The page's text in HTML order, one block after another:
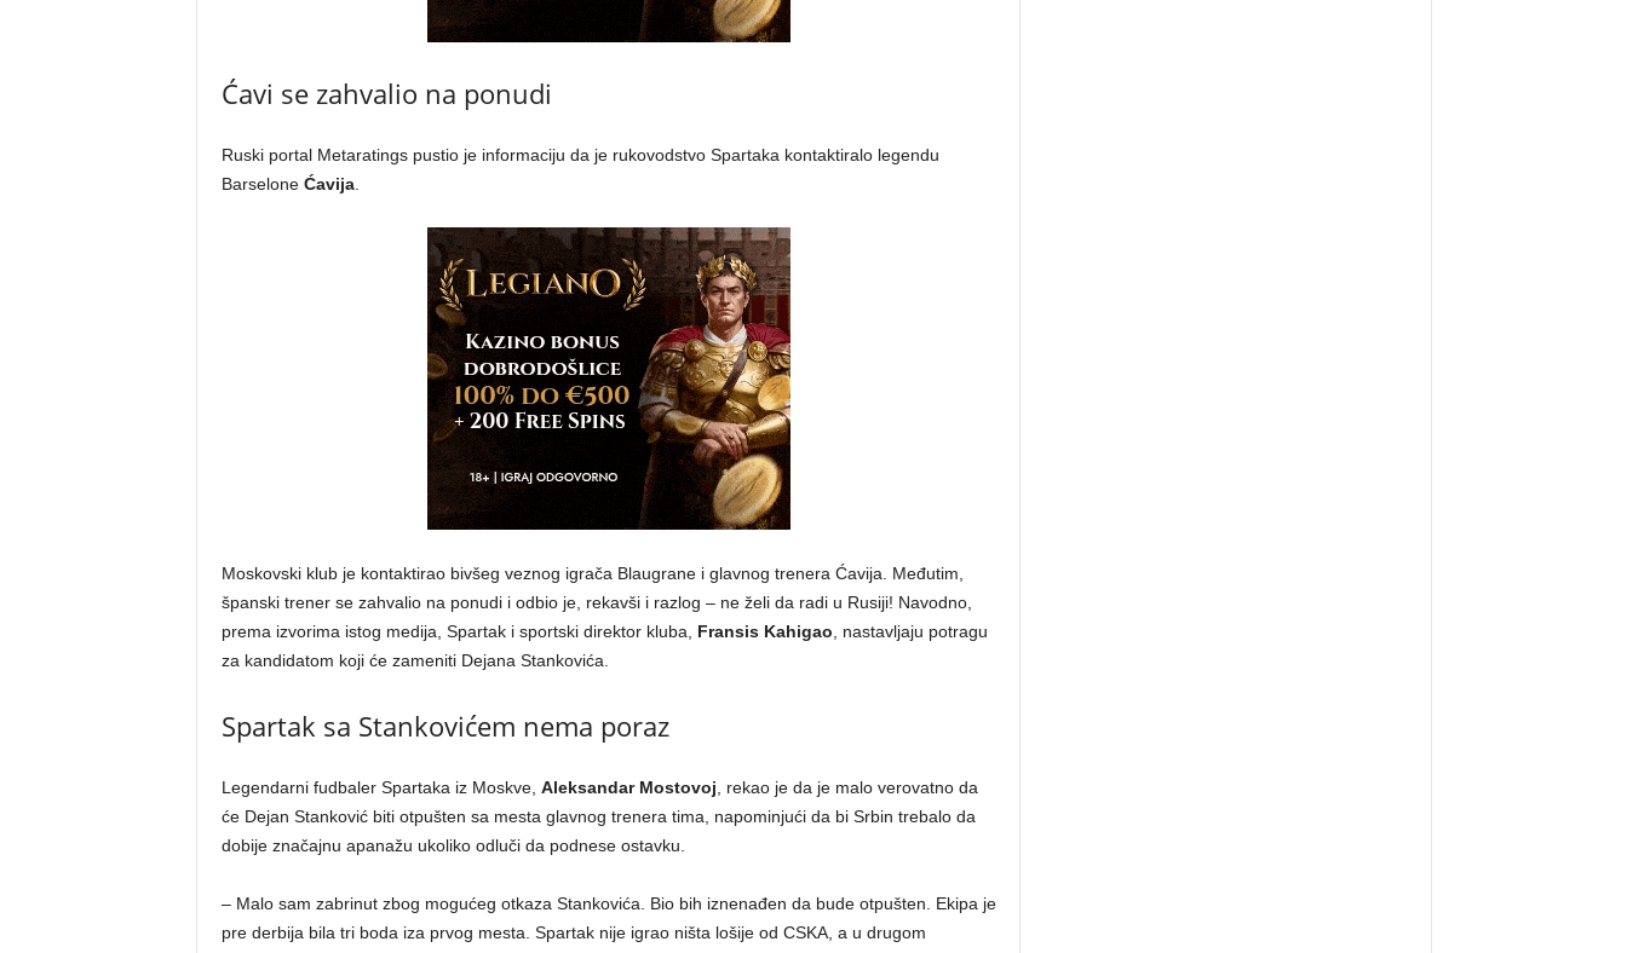
Ćavi se zahvalio na ponudi
Ruski portal Metaratings pustio je informaciju da je rukovodstvo Spartaka kontaktiralo legendu
Barselone Ćavija.
Moskovski klub je kontaktirao bivšeg veznog igrača Blaugrane i glavnog trenera Ćavija. Međutim,
španski trener se zahvalio na ponudi i odbio je, rekavši i razlog – ne želi da radi u Rusiji! Navodno,
prema izvorima istog medija, Spartak i sportski direktor kluba, Fransis Kahigao, nastavljaju potragu
za kandidatom koji će zameniti Dejana Stankovića.
Spartak sa Stankovićem nema poraz
Legendarni fudbaler Spartaka iz Moskve, Aleksandar Mostovoj, rekao je da je malo verovatno da
će Dejan Stanković biti otpušten sa mesta glavnog trenera tima, napominjući da bi Srbin trebalo da
dobije značajnu apanažu ukoliko odluči da podnese ostavku.
– Malo sam zabrinut zbog mogućeg otkaza Stankovića. Bio bih iznenađen da bude otpušten. Ekipa je
pre derbija bila tri boda iza prvog mesta. Spartak nije igrao ništa lošije od CSKA, a u drugom